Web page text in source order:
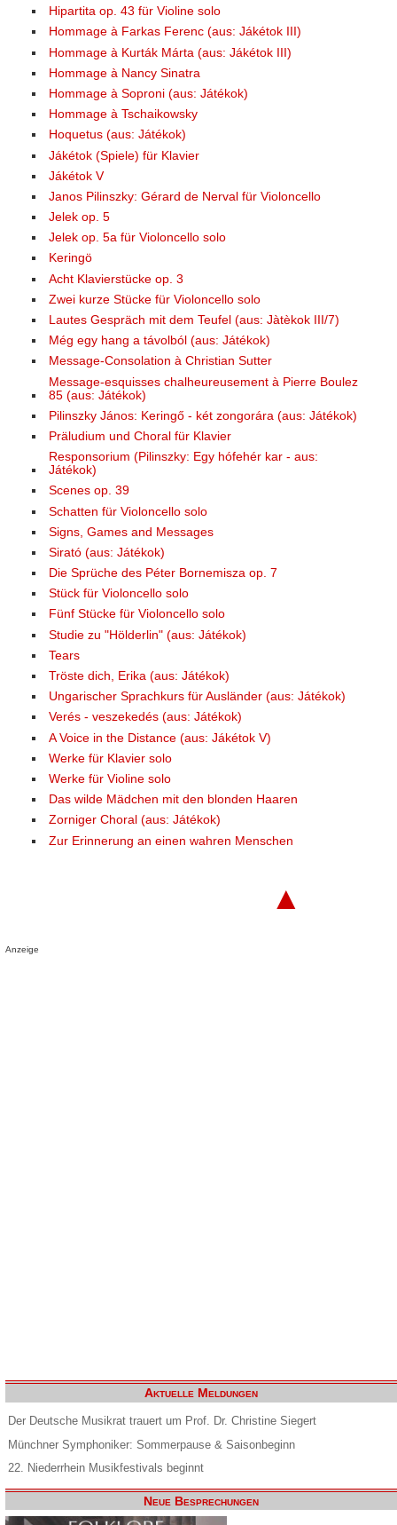
Hipartita op. 43 für Violine solo
Hommage à Farkas Ferenc (aus: Jákétok III)
Hommage à Kurták Márta (aus: Jákétok III)
Hommage à Nancy Sinatra
Hommage à Soproni (aus: Játékok)
Hommage à Tschaikowsky
Hoquetus (aus: Játékok)
Jákétok (Spiele) für Klavier
Jákétok V
Janos Pilinszky: Gérard de Nerval für Violoncello
Jelek op. 5
Jelek op. 5a für Violoncello solo
Keringö
Acht Klavierstücke op. 3
Zwei kurze Stücke für Violoncello solo
Lautes Gespräch mit dem Teufel (aus: Jàtèkok III/7)
Még egy hang a távolból (aus: Játékok)
Message-Consolation à Christian Sutter
Message-esquisses chalheureusement à Pierre Boulez
85 (aus: Játékok)
Pilinszky János: Keringő - két zongorára (aus: Játékok)
Präludium und Choral für Klavier
Responsorium (Pilinszky: Egy hófehér kar - aus:
Játékok)
Scenes op. 39
Schatten für Violoncello solo
Signs, Games and Messages
Sirató (aus: Játékok)
Die Sprüche des Péter Bornemisza op. 7
Stück für Violoncello solo
Fünf Stücke für Violoncello solo
Studie zu "Hölderlin" (aus: Játékok)
Tears
Tröste dich, Erika (aus: Játékok)
Ungarischer Sprachkurs für Ausländer (aus: Játékok)
Verés - veszekedés (aus: Játékok)
A Voice in the Distance (aus: Jákétok V)
Werke für Klavier solo
Werke für Violine solo
Das wilde Mädchen mit den blonden Haaren
Zorniger Choral (aus: Játékok)
Zur Erinnerung an einen wahren Menschen
▲
Anzeige
Aktuelle Meldungen
Der Deutsche Musikrat trauert um Prof. Dr. Christine Siegert
Münchner Symphoniker: Sommerpause & Saisonbeginn
22. Niederrhein Musikfestivals beginnt
Neue Besprechungen